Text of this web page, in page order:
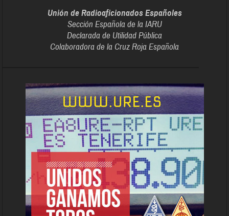
Unión de Radioaficionados Españoles
Sección Española de la IARU
Declarada de Utilidad Pública
Colaboradora de la Cruz Roja Española